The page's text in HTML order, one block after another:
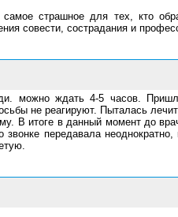
страшное для тех, кто
совести, сострадания и
можно ждать 4-5 часов.
не реагируют. Пыталась
В итоге в данный момент до
звонке передавала